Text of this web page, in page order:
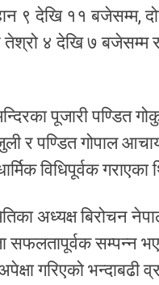
९ देखि ११ बजेसम्म,
४ देखि ७ बजेसम्म
पूजारी पण्डित
र पण्डित गोपाल
विधिपूर्वक गराएका
अध्यक्ष बिरोचन
सफलतापूर्वक सम्पन्न
गरिएको भन्दाबढी